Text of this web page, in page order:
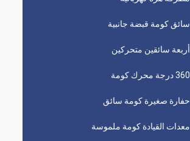
سائق كومة قبضة جانبية
أربعة سائقين متحركين
360 درجة محرك كومة
حفارة صغيرة كومة سائق
معدات القيادة كومة ملموسة